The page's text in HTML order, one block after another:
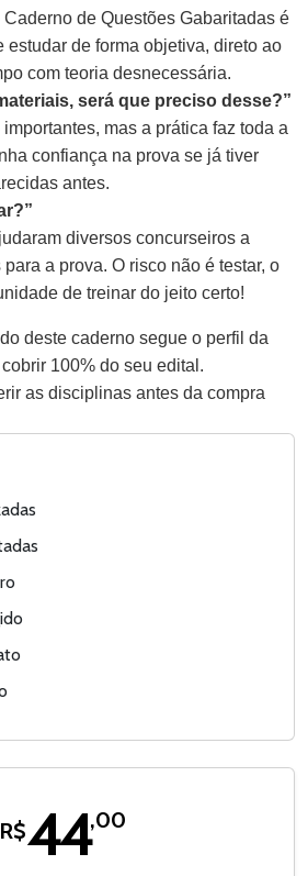
de Questões Gabaritadas é
estudar de forma objetiva, direto ao
com teoria desnecessária.
será que preciso desse?”
mas a prática faz toda a
confiança na prova se já tiver
antes.
diversos concurseiros a
a prova. O risco não é testar, o
de treinar do jeito certo!
deste caderno segue o perfil da
100% do seu edital.
as disciplinas antes da compra
R$44,00